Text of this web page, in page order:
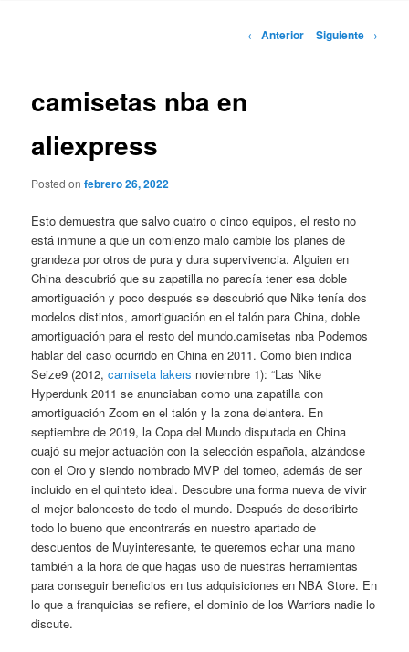
Navegación
← Anterior Siguiente →
camisetas nba en
aliexpress
Posted onfebrero 26, 2022
Esto demuestra que salvo cuatro o cinco equipos, el resto no
está inmune a que un comienzo malo cambie los planes de
grandeza por otros de pura y dura supervivencia. Alguien en
China descubrió que su zapatilla no parecía tener esa doble
amortiguación y poco después se descubrió que Nike tenía dos
modelos distintos, amortiguación en el talón para China, doble
amortiguación para el resto del mundo.camisetas nba Podemos
hablar del caso ocurrido en China en 2011. Como bien indica
Seize9 (2012,camiseta lakers noviembre 1): “Las Nike
Hyperdunk 2011 se anunciaban como una zapatilla con
amortiguación Zoom en el talón y la zona delantera. En
septiembre de 2019, la Copa del Mundo disputada en China
cuajó su mejor actuación con la selección española, alzándose
con el Oro y siendo nombrado MVP del torneo, además de ser
incluido en el quinteto ideal. Descubre una forma nueva de vivir
el mejor baloncesto de todo el mundo. Después de describirte
todo lo bueno que encontrarás en nuestro apartado de
descuentos de Muyinteresante, te queremos echar una mano
también a la hora de que hagas uso de nuestras herramientas
para conseguir beneficios en tus adquisiciones en NBA Store. En
lo que a franquicias se refiere, el dominio de los Warriors nadie lo
discute.